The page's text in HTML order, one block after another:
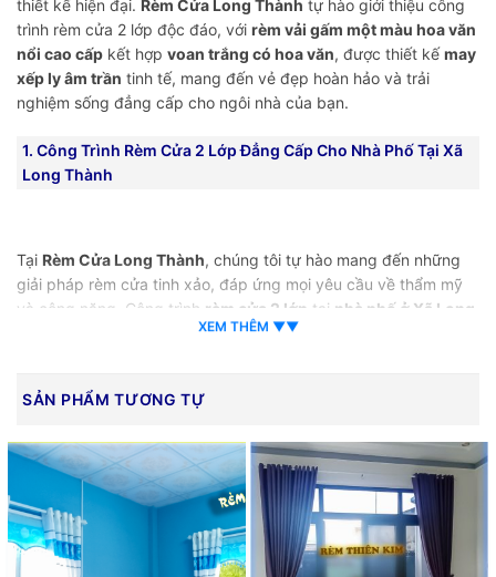
thiết kế hiện đại. Rèm Cửa Long Thành tự hào giới thiệu công
trình rèm cửa 2 lớp độc đáo, với rèm vải gấm một màu hoa văn
nổi cao cấp kết hợp voan trắng có hoa văn, được thiết kếmay
xếp ly âm trần tinh tế, mang đến vẻ đẹp hoàn hảo và trải
nghiệm sống đẳng cấp cho ngôi nhà của bạn.
1. Công Trình Rèm Cửa 2 Lớp Đẳng Cấp Cho Nhà Phố Tại Xã
Long Thành
Tại Rèm Cửa Long Thành, chúng tôi tự hào mang đến những
giải pháp rèm cửa tinh xảo, đáp ứng mọi yêu cầu về thẩm mỹ
và công năng. Công trình rèm cửa 2 lớp tại nhà phố ở Xã Long
là một minh chứng điển hình cho sự kết hợp
1.1. Mẫu Vải Sử Dụng: Nâng Tầm Giá Trị Không Gian
Rèm Vải Gấm Một Màu Hoa Văn Nổi Cao Cấp:
XEM THÊM ▼▼
SẢN PHẨM TƯƠNG TỰ